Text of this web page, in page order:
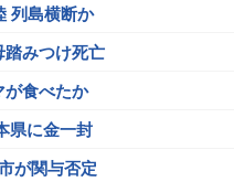
列島横断か
踏みつけ死亡
食べたか
県に金一封
が関与否定